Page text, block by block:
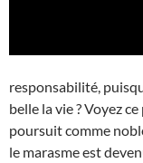
responsabilité,
belle la vie ? Voyez
poursuit comme
le marasme est